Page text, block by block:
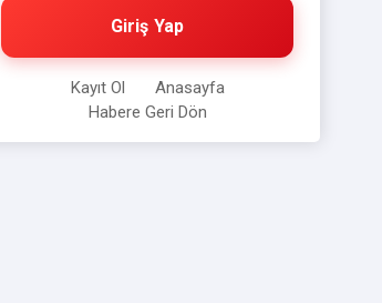
Giriş Yap
Kayıt Ol
Anasayfa
Habere Geri Dön